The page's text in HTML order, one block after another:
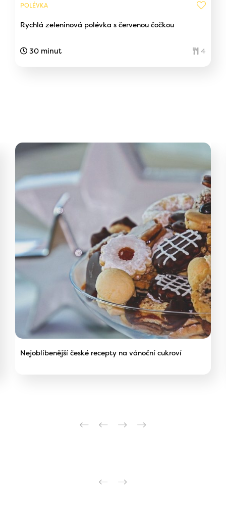
POLÉVKA
Rychlá zeleninová polévka s červenou čočkou
30 minut 4
Nejoblíbenější české recepty na vánoční cukroví